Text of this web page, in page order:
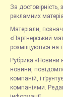
За достовірність,
рекламних
Матеріали,
«Партнерський
розміщуються на
Рубрика «Новини
новини,
компаній, і
компаніями.